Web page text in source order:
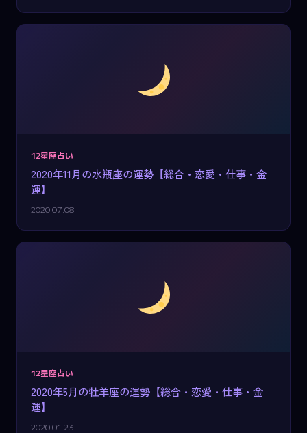
12星座占い
2020年11月の水瓶座の運勢【総合・恋愛・仕事・金
運】
2020.07.08
12星座占い
2020年5月の牡羊座の運勢【総合・恋愛・仕事・金
運】
2020.01.23